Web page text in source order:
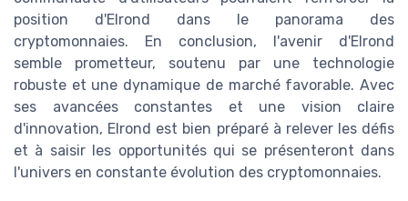
position d'Elrond dans le panorama des
cryptomonnaies. En conclusion, l'avenir d'Elrond
semble prometteur, soutenu par une technologie
robuste et une dynamique de marché favorable. Avec
ses avancées constantes et une vision claire
d'innovation, Elrond est bien préparé à relever les défis
et à saisir les opportunités qui se présenteront dans
l'univers en constante évolution des cryptomonnaies.